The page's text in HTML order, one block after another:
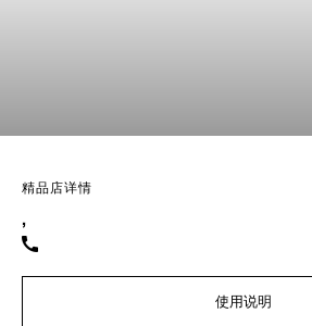
精品店详情
,
使用说明